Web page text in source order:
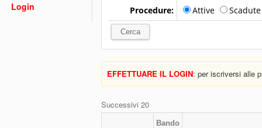
Login
Procedure: Attive
EFFETTUARE IL LOGIN: per iscriversi alle
Successivi 20
Bando